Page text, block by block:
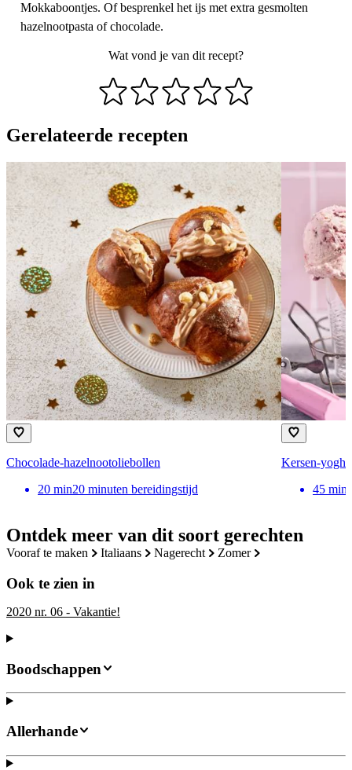
Ontdek meer van dit soort gerechten
vooraf te maken italiaans nagerecht zomer
Ook te zien in
2020 nr. 06 - Vakantie!
Mokkaboontjes. Of besprenkel het ijs met extra gesmolten
hazelnootpasta of chocolade.
Wat vond je van dit recept?
Gerelateerde recepten
Chocolade-hazelnootoliebollen
20 min20 minuten bereidingstijd
Kersen-
45 min
Boodschappen
Allerhande